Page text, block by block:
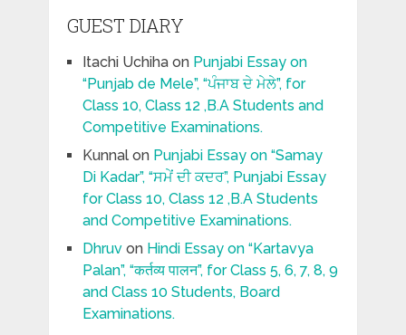
GUEST DIARY
Itachi Uchihaon Punjabi Essay on
“Punjab de Mele”, “ਪੰਜਾਬ ਦੇ ਮੇਲੇ”, for
Class 10, Class 12 ,B.A Students and
Competitive Examinations.
Kunnalon Punjabi Essay on “Samay
Di Kadar”, “ਸਮੇਂ ਦੀ ਕਦਰ”, Punjabi Essay
for Class 10, Class 12 ,B.A Students
and Competitive Examinations.
Dhruvon Hindi Essay on “Kartavya
Palan”, “कर्तव्य पालन”, for Class 5, 6, 7, 8, 9
and Class 10 Students, Board
Examinations.